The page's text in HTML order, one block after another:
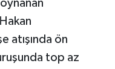
atışında ön
top az